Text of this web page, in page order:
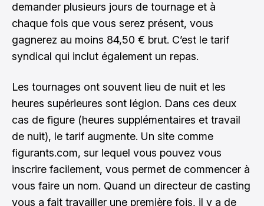
demander plusieurs jours de tournage et à
chaque fois que vous serez présent, vous
gagnerez au moins 84,50 € brut. C’est le tarif
syndical qui inclut également un repas.
Les tournages ont souvent lieu de nuit et les
heures supérieures sont légion. Dans ces deux
cas de figure (heures supplémentaires et travail
de nuit), le tarif augmente. Un site comme
figurants.com, sur lequel vous pouvez vous
inscrire facilement, vous permet de commencer à
vous faire un nom. Quand un directeur de casting
vous a fait travailler une première fois, il y a de